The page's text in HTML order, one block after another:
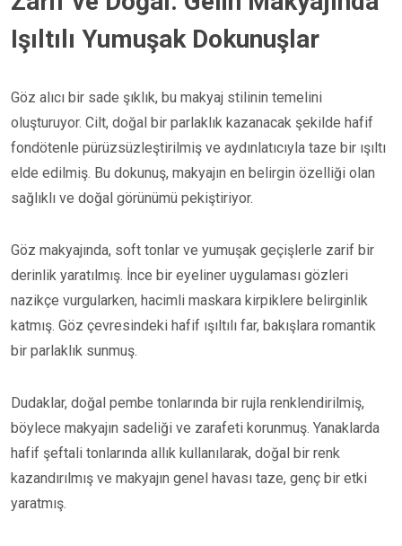
Işıltılı Yumuşak Dokunuşlar
Göz alıcı bir sade şıklık, bu makyaj stilinin temelini
oluşturuyor. Cilt, doğal bir parlaklık kazanacak şekilde hafif
fondötenle pürüzsüzleştirilmiş ve aydınlatıcıyla taze bir ışıltı
elde edilmiş. Bu dokunuş, makyajın en belirgin özelliği olan
sağlıklı ve doğal görünümü pekiştiriyor.
Göz makyajında, soft tonlar ve yumuşak geçişlerle zarif bir
derinlik yaratılmış. İnce bir eyeliner uygulaması gözleri
nazikçe vurgularken, hacimli maskara kirpiklere belirginlik
katmış. Göz çevresindeki hafif ışıltılı far, bakışlara romantik
bir parlaklık sunmuş.
Dudaklar, doğal pembe tonlarında bir rujla renklendirilmiş,
böylece makyajın sadeliği ve zarafeti korunmuş. Yanaklarda
hafif şeftali tonlarında allık kullanılarak, doğal bir renk
kazandırılmış ve makyajın genel havası taze, genç bir etki
yaratmış.